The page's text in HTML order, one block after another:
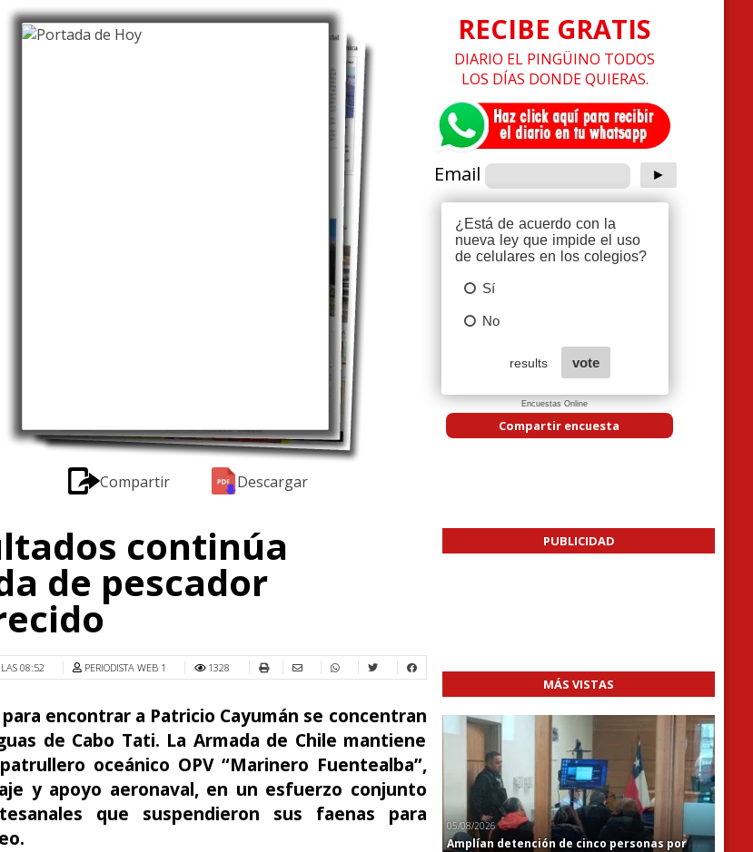
Compartir Descargar
RECIBE GRATIS
DIARIO EL PINGÜINO TODOS
LOS DÍAS DONDE QUIERAS.
Email
Encuestas Online
Compartir encuesta
continúa
de pescador
08:52 PERIODISTA WEB 1 1328
encontrar a Patricio Cayumán se concentran
de Cabo Tati. La Armada de Chile mantiene
oceánico OPV “Marinero Fuentealba”,
y apoyo aeronaval, en un esfuerzo conjunto
que suspendieron sus faenas para
PUBLICIDAD
MÁS VISTAS
05/08/2026
Amplían detención de cinco personas por